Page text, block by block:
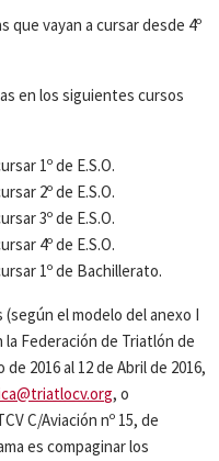
que vayan a cursar desde 4º
en los siguientes cursos
1º de E.S.O.
2º de E.S.O.
3º de E.S.O.
4º de E.S.O.
1º de Bachillerato.
el modelo del anexo I
la Federación de Triatlón de
2016 al 12 de Abril de 2016,
, o
C/Aviación nº 15, de
es compaginar los